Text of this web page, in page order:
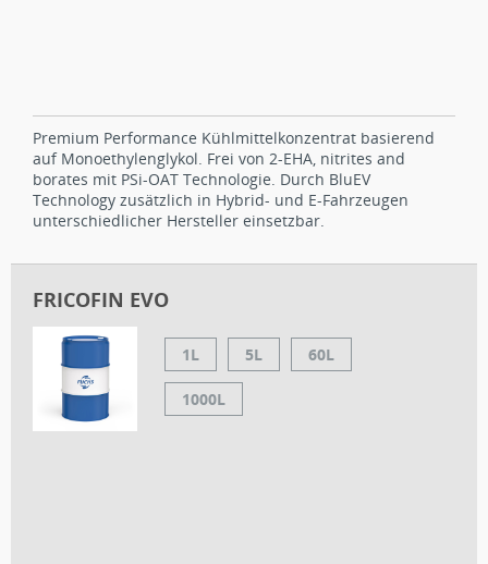
Premium Performance Kühlmittelkonzentrat basierend
auf Monoethylenglykol. Frei von 2-EHA, nitrites and
borates mit PSi-OAT Technologie. Durch BluEV
Technology zusätzlich in Hybrid- und E-Fahrzeugen
unterschiedlicher Hersteller einsetzbar.
FRICOFIN EVO
1L 5L 60L
1000L